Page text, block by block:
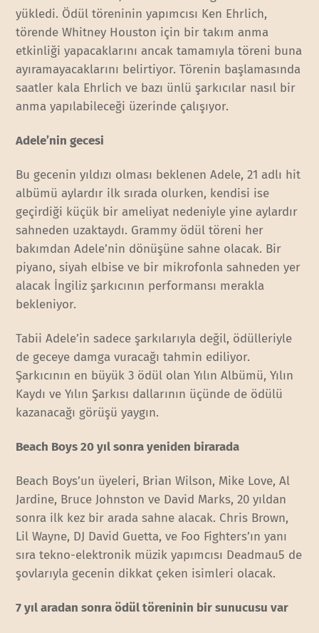
yükledi. Ödül töreninin yapımcısı Ken Ehrlich,
törende Whitney Houston için bir takım anma
etkinliği yapacaklarını ancak tamamıyla töreni buna
ayıramayacaklarını belirtiyor. Törenin başlamasında
saatler kala Ehrlich ve bazı ünlü şarkıcılar nasıl bir
anma yapılabileceği üzerinde çalışıyor.
Adele’nin gecesi
Bu gecenin yıldızı olması beklenen Adele, 21 adlı hit
albümü aylardır ilk sırada olurken, kendisi ise
geçirdiği küçük bir ameliyat nedeniyle yine aylardır
sahneden uzaktaydı. Grammy ödül töreni her
bakımdan Adele’nin dönüşüne sahne olacak. Bir
piyano, siyah elbise ve bir mikrofonla sahneden yer
alacak İngiliz şarkıcının performansı merakla
bekleniyor.
Tabii Adele’in sadece şarkılarıyla değil, ödülleriyle
de geceye damga vuracağı tahmin ediliyor.
Şarkıcının en büyük 3 ödül olan Yılın Albümü, Yılın
Kaydı ve Yılın Şarkısı dallarının üçünde de ödülü
kazanacağı görüşü yaygın.
Beach Boys 20 yıl sonra yeniden birarada
Beach Boys’un üyeleri, Brian Wilson, Mike Love, Al
Jardine, Bruce Johnston ve David Marks, 20 yıldan
sonra ilk kez bir arada sahne alacak. Chris Brown,
Lil Wayne, DJ David Guetta, ve Foo Fighters’ın yanı
sıra tekno-elektronik müzik yapımcısı Deadmau5 de
şovlarıyla gecenin dikkat çeken isimleri olacak.
7 yıl aradan sonra ödül töreninin bir sunucusu var